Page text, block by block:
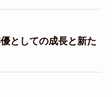
としての成長と新た